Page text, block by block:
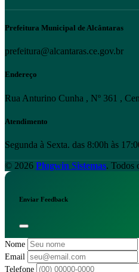
Prefeitura Municipal de Alcântaras
prefeitura@alcantaras.ce.gov.br
Endereço
Rua Anturino Cunha , Nº 361 ,
Atendimento
Segunda à Sexta. das 8:00h às
© 2026 Plugwin Sistemas. Todos
Enviar Feedback
Nome
Email
Telefone